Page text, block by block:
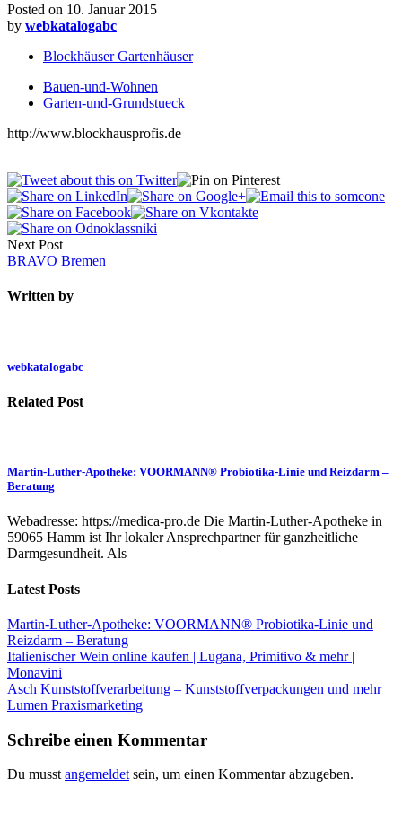
Posted on 10. Januar 2015
by webkatalogabc
Blockhäuser Gartenhäuser
Bauen-und-Wohnen
Garten-und-Grundstueck
http://www.blockhausprofis.de
Next Post
BRAVO Bremen
Written by
webkatalogabc
Related Post
Martin-Luther-Apotheke: VOORMANN® Probiotika-Linie und Reizdarm –
Beratung
Webadresse: https://medica-pro.de Die Martin-Luther-Apotheke in
59065 Hamm ist Ihr lokaler Ansprechpartner für ganzheitliche
Darmgesundheit. Als
Latest Posts
Martin-Luther-Apotheke: VOORMANN® Probiotika-Linie und
Reizdarm – Beratung
Italienischer Wein online kaufen | Lugana, Primitivo & mehr |
Monavini
Asch Kunststoffverarbeitung – Kunststoffverpackungen und mehr
Lumen Praxismarketing
Schreibe einen Kommentar
Du musst angemeldet sein, um einen Kommentar abzugeben.